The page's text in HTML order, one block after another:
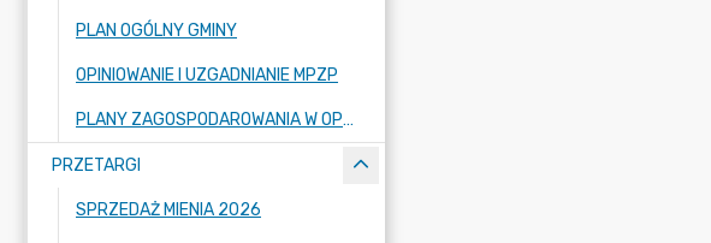
PLAN OGÓLNY GMINY
OPINIOWANIE I UZGADNIANIE MPZP
PLANY ZAGOSPODAROWANIA W OPRACOWANIU
PRZETARGI
SPRZEDAŻ MIENIA 2026